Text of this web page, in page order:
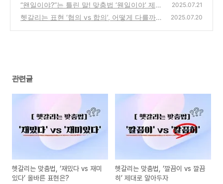
“왠일이야?”는 틀린 말! 맞춤법 ‘웬일이야’ 제대
로 알기
(6)
2025.07.21
헷갈리는 표현 ‘협의 vs 합의’, 어떻게 다를까? 2025.07.20
관련글
헷갈리는 맞춤법, ‘재밌다 vs 재미
있다’ 올바른 표현은?
헷갈리는 맞춤법, ‘깔끔이 vs 깔끔
히’ 제대로 알아두자